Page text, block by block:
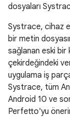
dosyaları
Systrace, cihaz
bir metin
sağlanan eski bir
çekirdeğindeki
uygulama iş
Systrace, tüm
Android 10 ve
Perfetto'yu